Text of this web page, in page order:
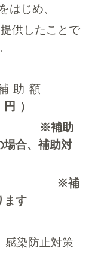
はじめ、
ことで
助額
）
場合、補助対
※補
ます
感染防止対策